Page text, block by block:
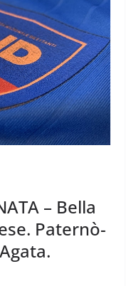
– Bella
Paternò-